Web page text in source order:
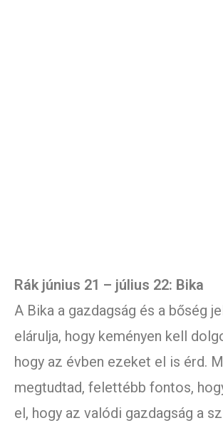
Rák június 21 – július 22: Bika
A Bika a gazdagság és a bőség
elárulja, hogy keményen kell
hogy az évben ezeket el is érd.
megtudtad, felettébb fontos,
el, hogy az valódi gazdagság a